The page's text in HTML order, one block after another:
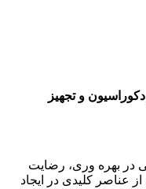
و تجهیز
در بهره وری، رضایت
عناصر کلیدی در ایجاد